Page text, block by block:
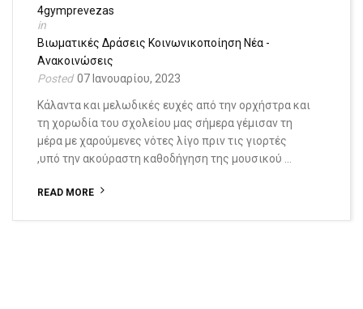
4gymprevezas
Βιωματικές Δράσεις Κοινωνικοποίηση Νέα -
Ανακοινώσεις
07 Ιανουαρίου, 2023
Κάλαντα και μελωδικές ευχές από την ορχήστρα και
τη χορωδία του σχολείου μας σήμερα γέμισαν τη
μέρα με χαρούμενες νότες λίγο πριν τις γιορτές
,υπό την ακούραστη καθοδήγηση της μουσικού …
READ MORE